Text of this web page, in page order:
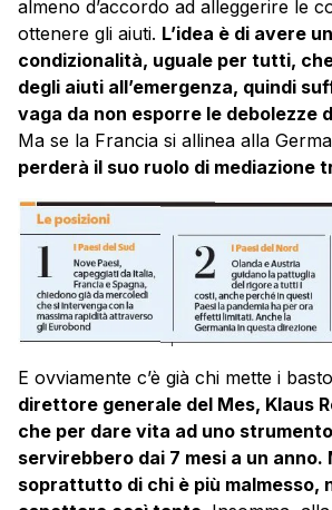
almeno d’accordo ad alleggerire le
ottenere gli aiuti. L’idea è di avere
condizionalità, uguale per tutti,
degli aiuti all’emergenza, quindi
vaga da non esporre le debolezze
Ma se la Francia si allinea alla
perderà il suo ruolo di mediazione
E ovviamente c’è già chi mette i
direttore generale del Mes, Klaus
che per dare vita ad uno
servirebbero dai 7 mesi a un anno.
soprattutto di chi è più malmesso,